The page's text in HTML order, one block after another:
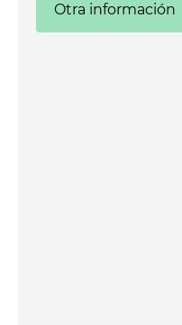
Otra información